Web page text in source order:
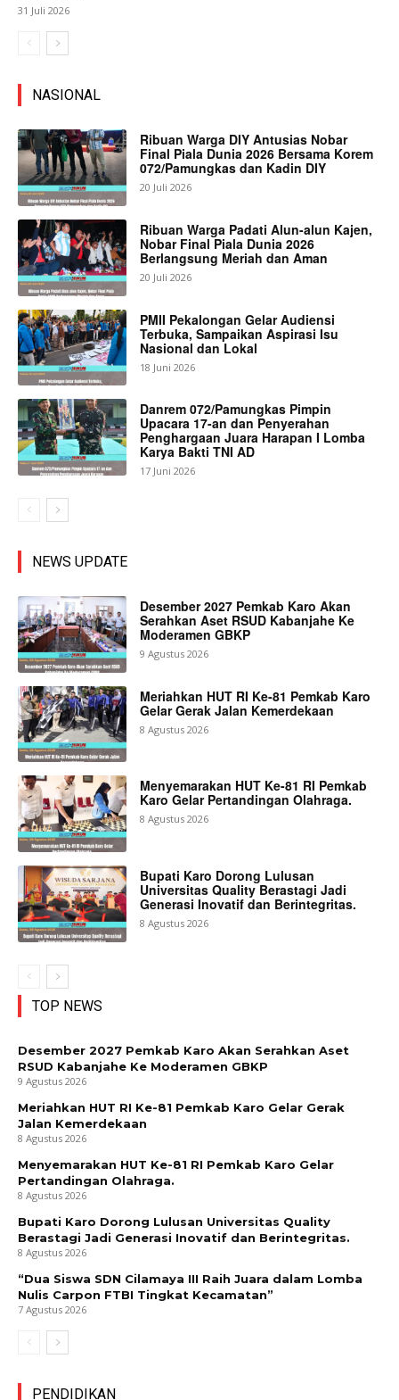
31 Juli 2026
NASIONAL
Ribuan Warga DIY Antusias Nobar
Final Piala Dunia 2026 Bersama Korem
072/Pamungkas dan Kadin DIY
20 Juli 2026
Ribuan Warga Padati Alun-alun Kajen,
Nobar Final Piala Dunia 2026
Berlangsung Meriah dan Aman
20 Juli 2026
PMII Pekalongan Gelar Audiensi
Terbuka, Sampaikan Aspirasi Isu
Nasional dan Lokal
18 Juni 2026
Danrem 072/Pamungkas Pimpin
Upacara 17-an dan Penyerahan
Penghargaan Juara Harapan I Lomba
Karya Bakti TNI AD
17 Juni 2026
NEWS UPDATE
Desember 2027 Pemkab Karo Akan
Serahkan Aset RSUD Kabanjahe Ke
Moderamen GBKP
9 Agustus 2026
Meriahkan HUT RI Ke-81 Pemkab Karo
Gelar Gerak Jalan Kemerdekaan
8 Agustus 2026
Menyemarakan HUT Ke-81 RI Pemkab
Karo Gelar Pertandingan Olahraga.
8 Agustus 2026
Bupati Karo Dorong Lulusan
Universitas Quality Berastagi Jadi
Generasi Inovatif dan Berintegritas.
8 Agustus 2026
TOP NEWS
Desember 2027 Pemkab Karo Akan Serahkan Aset
RSUD Kabanjahe Ke Moderamen GBKP
9 Agustus 2026
Meriahkan HUT RI Ke-81 Pemkab Karo Gelar Gerak
Jalan Kemerdekaan
8 Agustus 2026
Menyemarakan HUT Ke-81 RI Pemkab Karo Gelar
Pertandingan Olahraga.
8 Agustus 2026
Bupati Karo Dorong Lulusan Universitas Quality
Berastagi Jadi Generasi Inovatif dan Berintegritas.
8 Agustus 2026
“Dua Siswa SDN Cilamaya III Raih Juara dalam Lomba
Nulis Carpon FTBI Tingkat Kecamatan”
7 Agustus 2026
PENDIDIKAN